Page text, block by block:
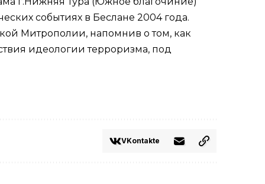
событиях в Беслане 2004 года.
Митрополии, напомнив о том, как
идеологии терроризма, под
VKontakte